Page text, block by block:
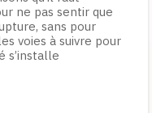
ne pas sentir que
sans pour
voies à suivre pour
s’installe